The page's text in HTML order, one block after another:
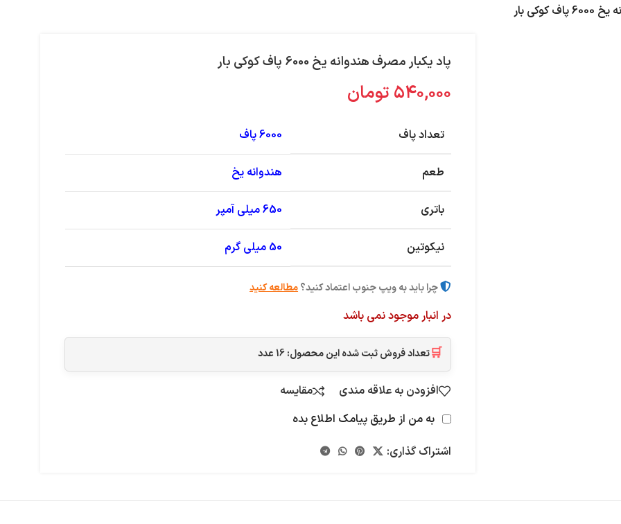
بار
پاد یکبار مصرف هندوانه یخ 6000 پاف کوکی بار
۵۴۰,۰۰۰ تومان
تعداد پاف 6000 پاف
طعم هندوانه یخ
باتری 650 میلی آمپر
نیکوتین 50 میلی گرم
چرا باید به ویپ جنوب اعتماد کنید؟مطالعه کنید
در انبار موجود نمی باشد
🛒تعداد فروش ثبت شده این محصول:16عدد
افزودن به علاقه مندی
مقایسه
به من از طریق پیامک اطلاع بده
اشتراک گذاری: